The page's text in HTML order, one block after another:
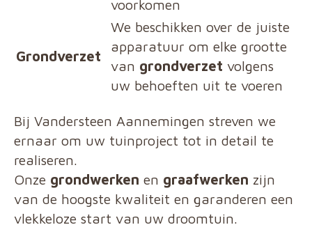
voorkomen
Grondverzet
We beschikken over de juiste
apparatuur om elke grootte
van grondverzet volgens
uw behoeften uit te voeren
Bij Vandersteen Aannemingen streven we
ernaar om uw tuinproject tot in detail te
realiseren.
Onze grondwerken en graafwerken zijn
van de hoogste kwaliteit en garanderen een
vlekkeloze start van uw droomtuin.